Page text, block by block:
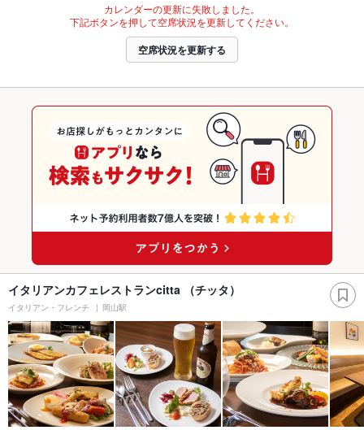
カレンダーの更新に失敗しました。
下記ボタンを押して空席状況を更新してください。
空席状況を更新する
イタリアンカフェレストランcitta （チッタ）
イタリアン・フレンチ 岡山駅